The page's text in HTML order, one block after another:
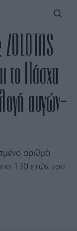
το Πάσχα
αυγών-
αριθμό
130 ετών του